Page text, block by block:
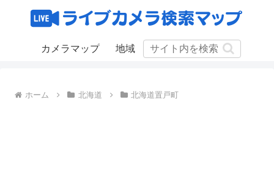
カメラマップ 地域
ホーム 北海道 北海道置戸町